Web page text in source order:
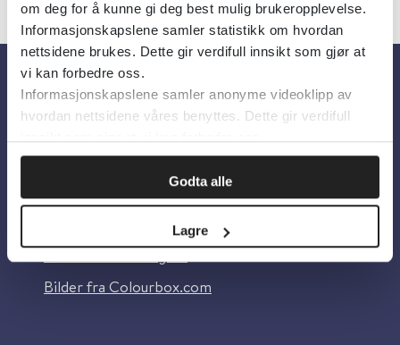
om deg for å kunne gi deg best mulig brukeropplevelse.
Informasjonskapslene samler statistikk om hvordan
nettsidene brukes. Dette gir verdifull innsikt som gjør at
vi kan forbedre oss.
Informasjonskapslene samler anonyme videoklipp av
hvordan nettsidene våres benyttes. Dette gir verdifull
Godta alle
Lagre
Om oss
Om Helsebiblioteket
Personvern og informasjonskapsler
Tilgjengelighetserklæring
Information in English
Bilder fra Colourbox.com